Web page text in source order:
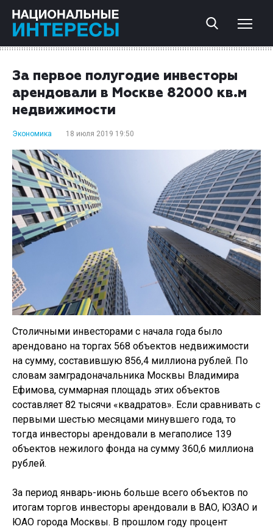
За первое полугодие инвесторы
арендовали в Москве 82000 кв.м
недвижимости
Экономика 18 июля 2019 19:50
Столичными инвесторами с начала года было
арендовано на торгах 568 объектов недвижимости
на сумму, составившую 856,4 миллиона рублей. По
словам замградоначальника Москвы Владимира
Ефимова, суммарная площадь этих объектов
составляет 82 тысячи «квадратов». Если сравнивать с
первыми шестью месяцами минувшего года, то
тогда инвесторы арендовали в мегаполисе 139
объектов нежилого фонда на сумму 360,6 миллиона
рублей.
За период январь-июнь больше всего объектов по
итогам торгов инвесторы арендовали в ВАО, ЮЗАО и
ЮАО города Москвы. В прошлом году процент